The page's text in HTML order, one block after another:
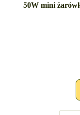
50W mini